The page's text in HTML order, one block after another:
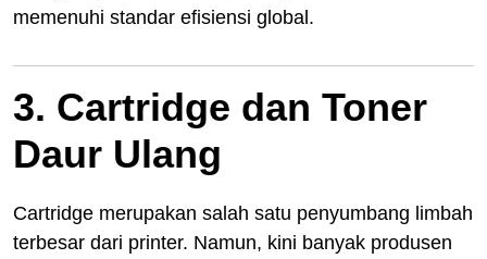
memenuhi standar efisiensi global.
3. Cartridge dan Toner
Daur Ulang
Cartridge merupakan salah satu penyumbang limbah
terbesar dari printer. Namun, kini banyak produsen